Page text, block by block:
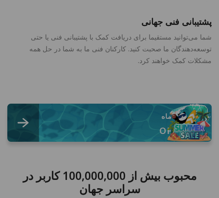
پشتیبانی فنی جهانی
شما می‌توانید مستقیما برای دریافت کمک با پشتیبانی فنی یا حتی
توسعه‌دهندگان ما صحبت کنید. کارکنان فنی ما به شما در حل همه
مشکلات کمک خواهند کرد.
$2.49/ماه
83% OFF
محبوب بیش از 100,000,000 کاربر در
سراسر جهان